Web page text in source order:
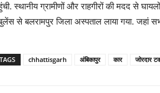
स्थानीय ग्रामीणों और राहगीरों की मदद से
से बलरामपुर जिला अस्पताल लाया गया. जहां
TAGS chhattisgarh अंबिकापुर कार जोरदार